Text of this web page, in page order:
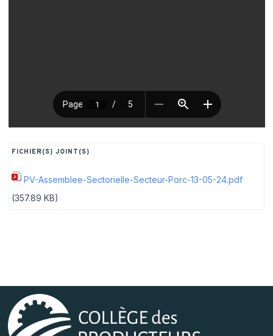
FICHIER(S) JOINT(S)
PV-Assemblee-Sectorielle-Secteur-Porc-13-05-24.pdf
(357.89 KB)